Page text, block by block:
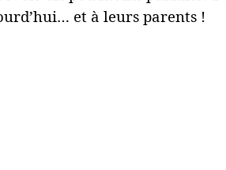
et à leurs parents !